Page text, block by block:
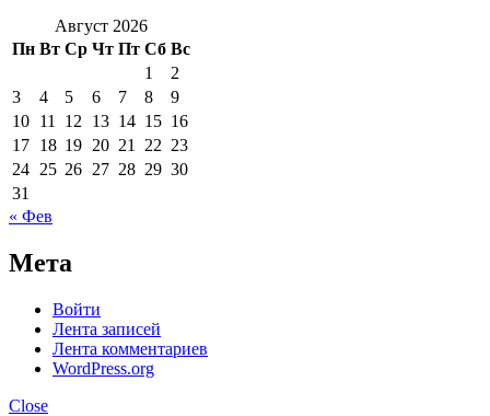
Август 2026
Пн Вт Ср Чт Пт Сб Вс
1
2
3
4 5 6 7 8
9
10 11 12 13 14 15 16
17 18 19 20 21 22 23
24 25 26 27 28 29 30
31
« Фев
Мета
Войти
Лента записей
Лента комментариев
WordPress.org
Close